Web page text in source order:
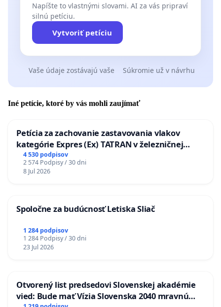
Napíšte to vlastnými slovami. AI za vás pripraví
silnú petíciu.
Vytvoriť petíciu
Vaše údaje zostávajú vaše Súkromie už v návrhu
Iné petície, ktoré by vás mohli zaujímať
Petícia za zachovanie zastavovania vlakov
kategórie Expres (Ex) TATRAN v železničnej
stanici Púchov
4 530 podpisov
2 574 Podpisy / 30 dni
8 Jul 2026
Spoločne za budúcnosť Letiska Sliač
1 284 podpisov
1 284 Podpisy / 30 dni
23 Jul 2026
Otvorený list predsedovi Slovenskej akadémie
vied: Bude mať Vízia Slovenska 2040 mravnú